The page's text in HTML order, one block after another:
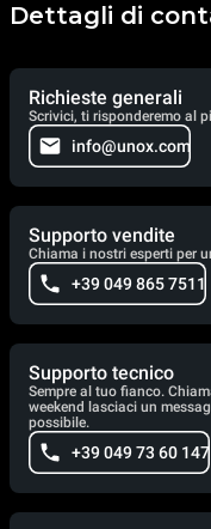
Dettagli di
Richieste generali
Scrivici, ti risponderemo al
info@unox.com
Supporto vendite
Chiama i nostri esperti per
+39 049 865 7511
Supporto tecnico
Sempre al tuo fianco.
weekend lasciaci un
possibile.
+39 049 73 60 147